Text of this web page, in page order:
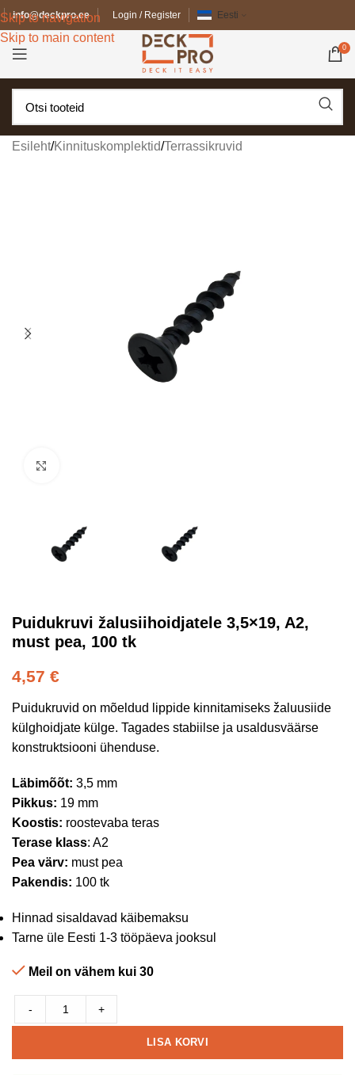
Skip to navigation
Skip to main content
info@deckpro.ee Login / Register Eesti
0
Esileht/Kinnituskomplektid/Terrassikruvid
Puidukruvi žalusiihoidjatele 3,5×19, A2,
must pea, 100 tk
4,57 €
Puidukruvid on mõeldud lippide kinnitamiseks žaluusiide
külghoidjate külge. Tagades stabiilse ja usaldusväärse
konstruktsiooni ühenduse.
Läbimõõt: 3,5 mm
Pikkus: 19 mm
Koostis: roostevaba teras
Terase klass: A2
Pea värv: must pea
Pakendis: 100 tk
Hinnad sisaldavad käibemaksu
Tarne üle Eesti 1-3 tööpäeva jooksul
Meil on vähem kui 30
- +
LISA KORVI